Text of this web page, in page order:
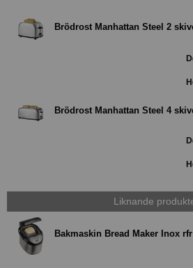
Brödrost Manhattan Steel 2
Brödrost Manhattan Steel 4
Liknande
Bakmaskin Bread Maker Inox